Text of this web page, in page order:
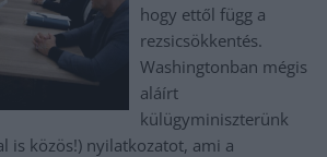
hogy ettől függ a
rezsicsökkentés.
Washingtonban mégis
aláírt
külügyminiszterünk
is közös!) nyilatkozatot, ami a